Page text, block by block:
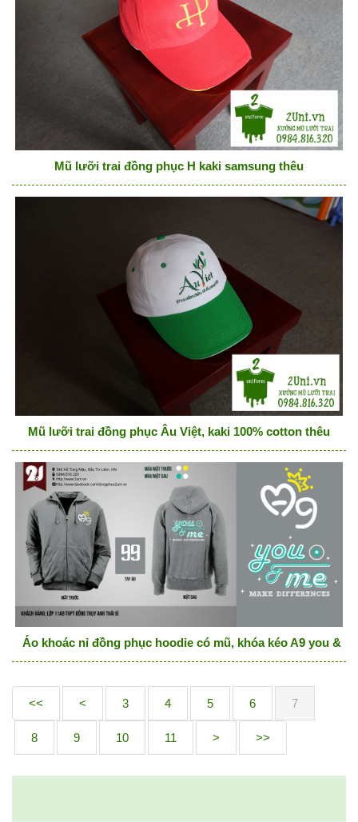
Mũ lưỡi trai đồng phục H kaki samsung thêu
Mũ lưỡi trai đồng phục Âu Việt, kaki 100% cotton thêu
Áo khoác nỉ đồng phục hoodie có mũ, khóa kéo A9 you &
<< < 3 4 5 6 7
8 9 10 11 > >>